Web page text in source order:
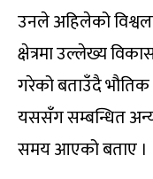
उनले अहिलेको
क्षेत्रमा उल्लेख्य
गरेको बताउँदै भौतिक
यससँग सम्बन्धित
समय आएको बताए ।